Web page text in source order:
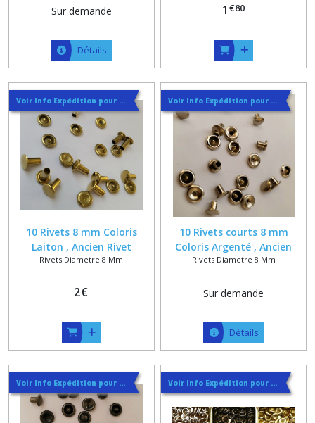
Sur demande
Détails
1 €80
Voir Info Expédition pour Régler les Frais de Port au Meilleur Prix , En haut d'ecran à Droite
10 Rivets 8 mm Coloris
Laiton , Ancien Rivet
Tubulaire de Cordonnier
Rivets Diametre 8 Mm
2€
Voir Info Expédition pour Régler les Frais de Port au Meilleur Prix , En haut d'ecran à Droite
10 Rivets courts 8 mm
Coloris Argenté , Ancien
Rivet Tubulaire de
Rivets Diametre 8 Mm
Sur demande
Détails
Voir Info Expédition pour Régler les Frais de Port au Meilleur Prix , En haut d'ecran à Droite Voir Info Expédition pour Régler les Frais de Port au Meilleur Prix , En haut d'ecran à Droite
DIAMETRE
7
MM
(5)
RIVETS
DIAMETRE
8
MM
RIVETS
DIAMETRE
10
MM
(7)